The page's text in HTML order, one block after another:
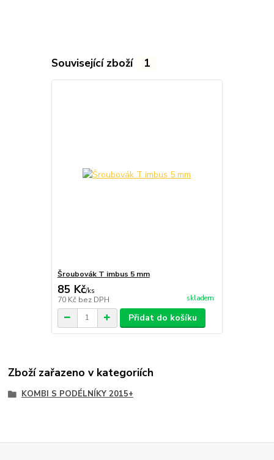
Související zboží 1
Šroubovák T imbus 5 mm
85 Kč/ks
70 Kč bez DPH skladem
Přidat do košíku
Zboží zařazeno v kategoriích
KOMBI S PODÉLNÍKY 2015+